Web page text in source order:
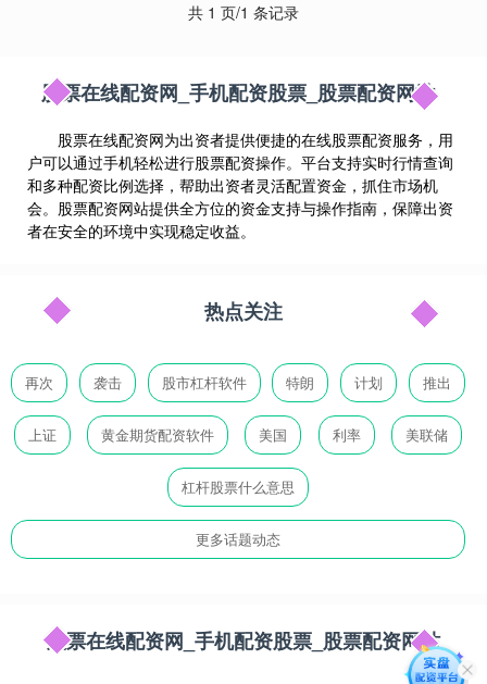
共 1 页/1 条记录
股票在线配资网_手机配资股票_股票配资网站
股票在线配资网为出资者提供便捷的在线股票配资服务，用
户可以通过手机轻松进行股票配资操作。平台支持实时行情查询
和多种配资比例选择，帮助出资者灵活配置资金，抓住市场机
会。股票配资网站提供全方位的资金支持与操作指南，保障出资
者在安全的环境中实现稳定收益。
热点关注
再次 袭击 股市杠杆软件 特朗 计划 推出
上证 黄金期货配资软件 美国 利率 美联储
杠杆股票什么意思
更多话题动态
股票在线配资网_手机配资股票_股票配资网站